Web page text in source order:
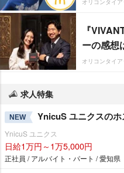
『
ーの感想
オリコンタイ
求人特集
NEW YnicuS ユニクスの
YnicuS ユニクス
日給1万円～1万5,000円
正社員 / アルバイト・パート / 愛知県